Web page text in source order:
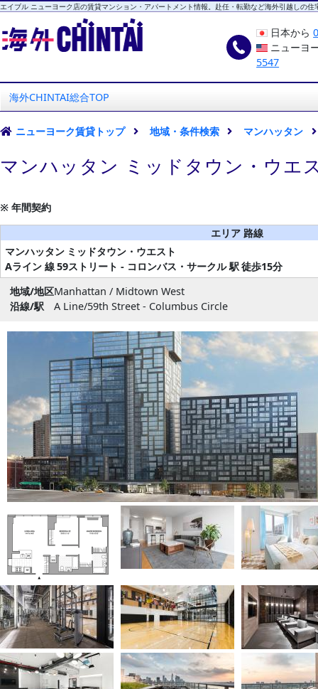
エイブル ニューヨーク店の賃貸マンション・アパートメント情報。赴任・転勤など海外引越しの住
日本から
ニューヨ
5547
海外CHINTAI総合TOP
ニューヨーク賃貸トップ 地域・条件検索 マンハッタン
マンハッタン ミッドタウン・ウエ
※ 年間契約
エリア 路線
マンハッタン ミッドタウン・ウエスト
Aライン 線59ストリート - コロンバス・サークル 駅徒歩15分
地域/地区Manhattan / Midtown West
沿線/駅
A Line/59th Street - Columbus Circle